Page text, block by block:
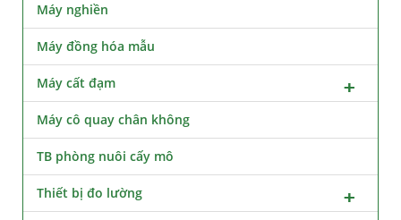
Máy nghiền
Máy đồng hóa mẫu
Máy cất đạm
Máy cô quay chân không
TB phòng nuôi cấy mô
Thiết bị đo lường